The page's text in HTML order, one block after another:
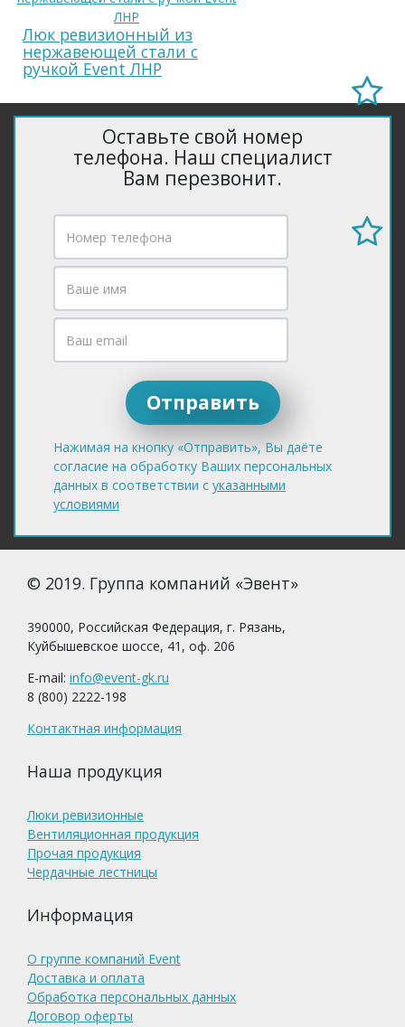
Люк ревизионный из
нержавеющей стали с
ручкой Event ЛНР
Оставьте свой номер
телефона. Наш специалист
Вам перезвонит.
Нажимая на кнопку «Отправить», Вы даёте
согласие на обработку Ваших персональных
данных в соответствии с указанными
условиями
© 2019. Группа компаний «Эвент»
390000, Российская Федерация, г. Рязань,
Куйбышевское шоссе, 41, оф. 206
E-mail: info@event-gk.ru
8 (800) 2222-198
Контактная информация
Наша продукция
Люки ревизионные
Вентиляционная продукция
Прочая продукция
Чердачные лестницы
Информация
О группе компаний Event
Доставка и оплата
Обработка персональных данных
Договор оферты